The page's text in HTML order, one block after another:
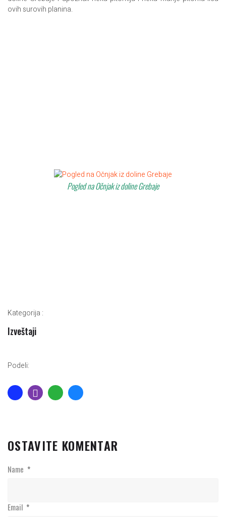
ovih surovih planina.
Pogled na Očnjak iz doline Grebaje
Kategorija :
Izveštaji
Podeli:
OSTAVITE KOMENTAR
Name *
Email *